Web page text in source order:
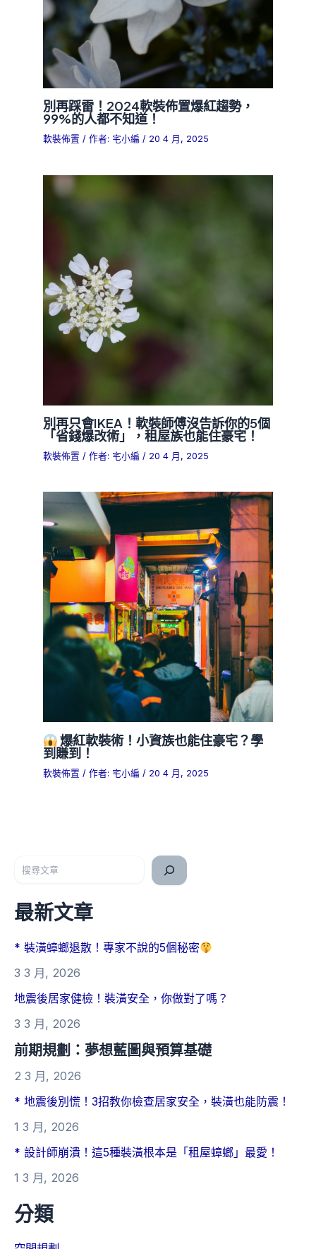
別再踩雷！2024軟裝佈置爆紅趨勢，
99%的人都不知道！
軟裝佈置 / 作者: 宅小編/ 20 4 月, 2025
別再只會IKEA！軟裝師傅沒告訴你的5個
「省錢爆改術」，租屋族也能住豪宅！
軟裝佈置 / 作者: 宅小編/ 20 4 月, 2025
爆紅軟裝術！小資族也能住豪宅？學
到賺到！
軟裝佈置 / 作者: 宅小編/ 20 4 月, 2025
最新文章
* 裝潢蟑螂退散！專家不說的5個秘密
3 3 月, 2026
地震後居家健檢！裝潢安全，你做對了嗎？
3 3 月, 2026
前期規劃：夢想藍圖與預算基礎
2 3 月, 2026
* 地震後別慌！3招教你檢查居家安全，裝潢也能防震！
1 3 月, 2026
* 設計師崩潰！這5種裝潢根本是「租屋蟑螂」最愛！
1 3 月, 2026
分類